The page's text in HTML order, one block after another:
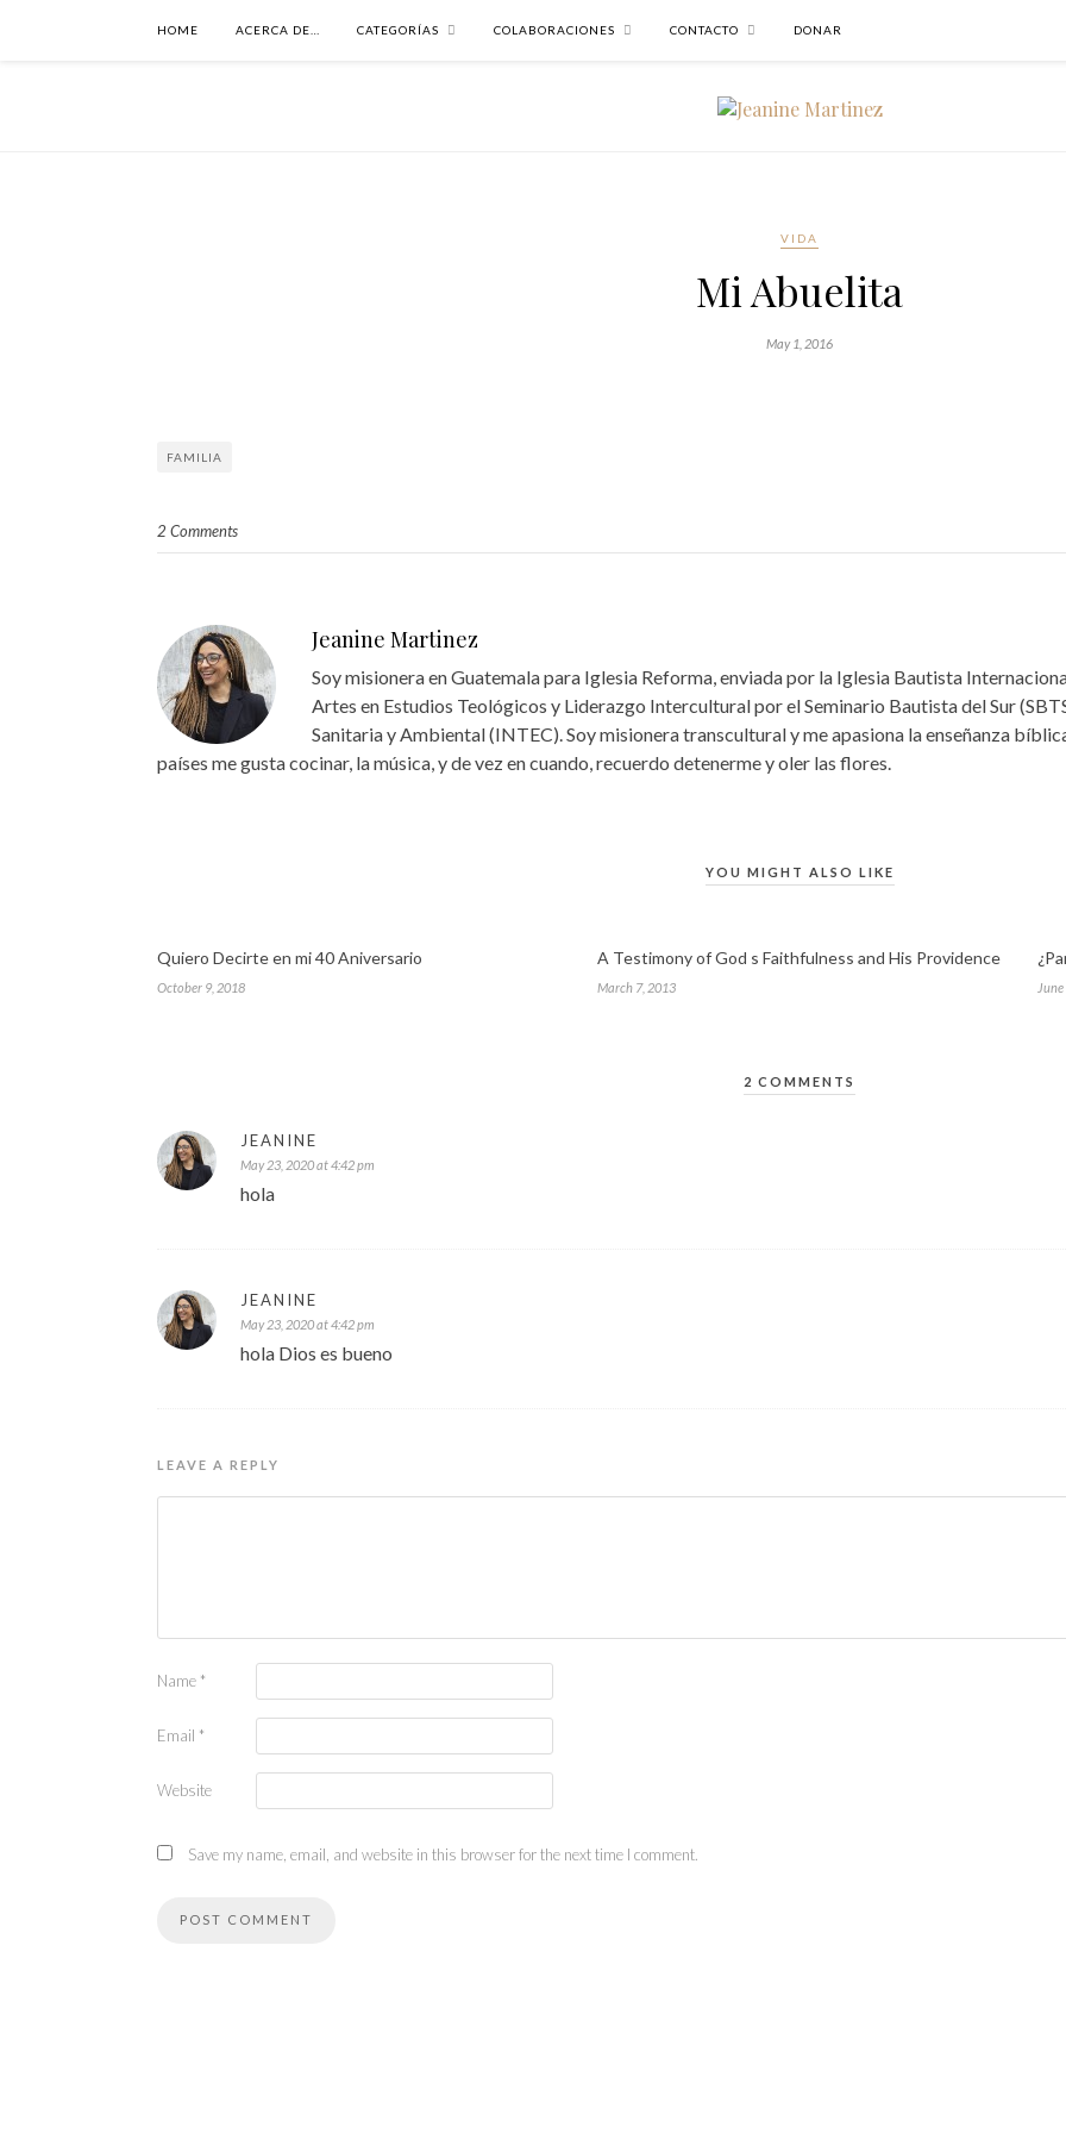
HOME ACERCA DE… CATEGORÍAS COLABORACIONES CONTACTO DONAR
VIDA
Mi Abuelita
May 1, 2016
FAMILIA
2 Comments
Jeanine Martinez
Soy misionera en Guatemala para Iglesia Reforma, enviada por la Iglesia Bautista
Artes en Estudios Teológicos y Liderazgo Intercultural por el Seminario Bautista del Sur
Sanitaria y Ambiental (INTEC). Soy misionera transcultural y me apasiona la enseñanza
países me gusta cocinar, la música, y de vez en cuando, recuerdo detenerme y oler las flores.
YOU MIGHT ALSO LIKE
Quiero Decirte en mi 40 Aniversario
October 9, 2018
A Testimony of God s Faithfulness and His Providence
March 7, 2013
2 COMMENTS
JEANINE
May 23, 2020 at 4:42 pm
hola
JEANINE
May 23, 2020 at 4:42 pm
hola Dios es bueno
LEAVE A REPLY
Name *
Email *
Website
Save my name, email, and website in this browser for the next time I comment.